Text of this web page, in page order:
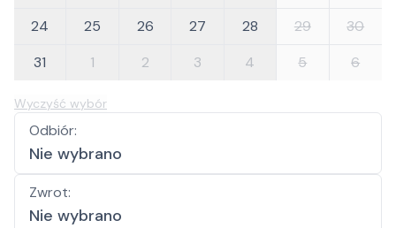
24
25 26 27 28 29
30
31
1 2 3 4 5 6
Wyczyść wybór
Odbiór:
Nie wybrano
Zwrot:
Nie wybrano